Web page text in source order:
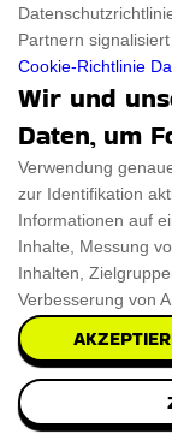
Partnern
Cookie-Richtlinie
Wir und
Daten, um
Verwendung
zur Identifikation
Informationen auf
Inhalte, Messung
Inhalten,
Verbesserung von